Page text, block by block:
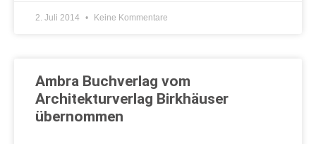
2. Juli 2014 Keine Kommentare
Ambra Buchverlag vom
Architekturverlag Birkhäuser
übernommen